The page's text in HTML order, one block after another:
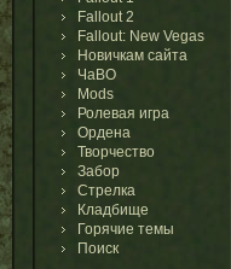
Fallout 2
Fallout: New Vegas
Новичкам сайта
ЧаВО
Mods
Ролевая игра
Ордена
Творчество
Забор
Стрелка
Кладбище
Горячие темы
Поиск